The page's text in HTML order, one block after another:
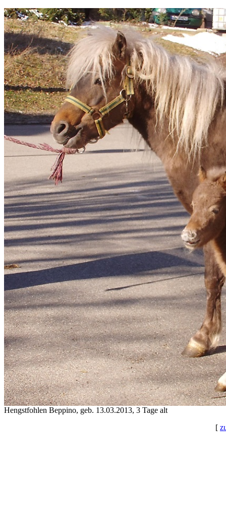
Hengstfohlen Beppino, geb. 13.03.2013, 3 Tage alt
[